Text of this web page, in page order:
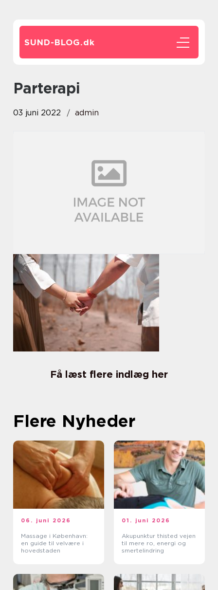
SUND-BLOG.dk
parterapi
03 juni 2022 admin
Få læst flere indlæg her
Flere Nyheder
06. juni 2026
Massage i København:
en guide til velvære i
hovedstaden
01. juni 2026
Akupunktur thisted vejen
til mere ro, energi og
smertelindring